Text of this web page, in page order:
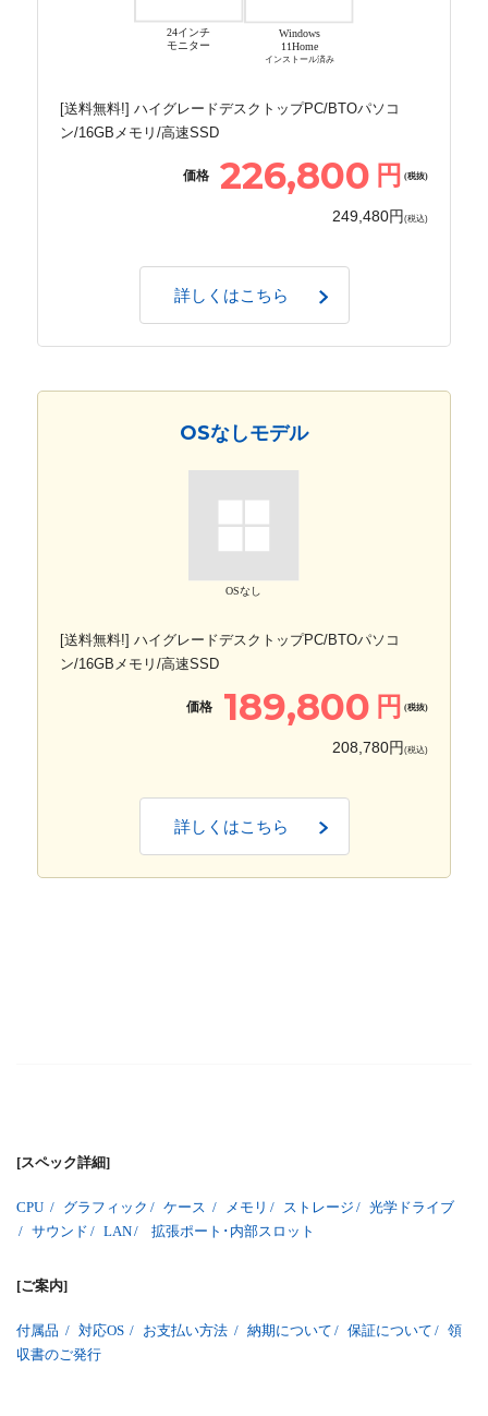
24インチ
モニター
Windows
11Home
インストール済み
[送料無料!] ハイグレードデスクトップPC/BTOパソコ
ン/16GBメモリ/高速SSD
価格 226,800 円 (税抜)
249,480円 (税込)
詳しくはこちら
OSなしモデル
OSなし
[送料無料!] ハイグレードデスクトップPC/BTOパソコ
ン/16GBメモリ/高速SSD
価格 189,800 円 (税抜)
208,780円 (税込)
詳しくはこちら
[スペック詳細]
CPU / グラフィック / ケース / メモリ / ストレージ / 光学ドライブ
/ サウンド / LAN/ 拡張ポート･内部スロット
[ご案内]
付属品 / 対応OS / お支払い方法 / 納期について / 保証について / 領
収書のご発行